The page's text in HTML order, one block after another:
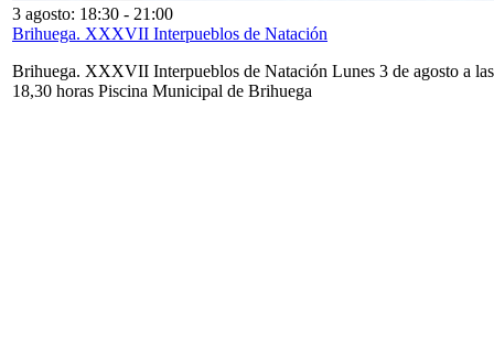
3 agosto: 18:30 - 21:00
Brihuega. XXXVII Interpueblos de Natación
Brihuega. XXXVII Interpueblos de Natación Lunes 3 de agosto a las
18,30 horas Piscina Municipal de Brihuega